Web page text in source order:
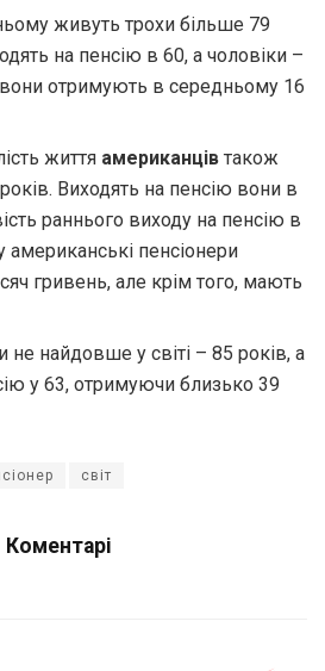
живуть трохи більше 79
на пенсію в 60, а чоловіки –
отримують в середньому 16
життя американцівтакож
Виходять на пенсію вони в
раннього виходу на пенсію в
пенсіонери
гривень, але крім того, мають
не найдовше у світі – 85 років, а
у 63, отримуючи близько 39
світ
Коментарі